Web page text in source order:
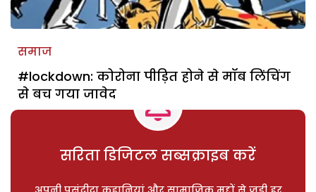
समाज
#lockdown: कोरोना पीड़ित होने से मॉ‌‌ब लिंचिंग
से बच गया जावेद
सरिता डिजिटल सब्सक्राइब करें